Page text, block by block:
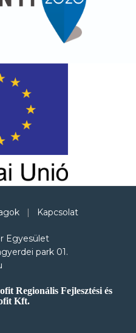
| Kapcsolat
Egyesület
park 01.
Regionális Fejlesztési és
Kft.